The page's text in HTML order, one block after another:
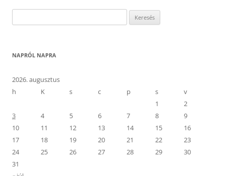
NAPRÓL NAPRA
2026. augusztus
h
K s c p s
v
1
2
3
4 5 6 7 8
9
10
11 12 13 14 15
16
17
18 19 20 21 22
23
24
25 26 27 28 29
30
31